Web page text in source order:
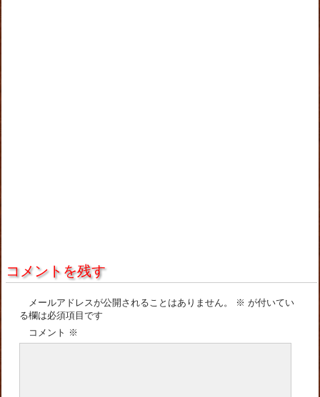
コメントを残す
メールアドレスが公開されることはありません。 ※ が付いてい
る欄は必須項目です
コメント ※